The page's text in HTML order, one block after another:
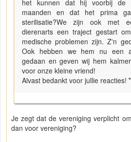
het kunnen dat hij voorbij de
maanden en dat het prima
sterilisatie?We zijn ook met
dierenarts een traject gestart
medische problemen zijn. Z'n
Ook hebben we hem nu een
gedaan en geven wij hem
voor onze kleine vriend!
Alvast bedankt voor jullie reacties! "
Je zegt dat de vereniging verplicht
dan voor vereniging?